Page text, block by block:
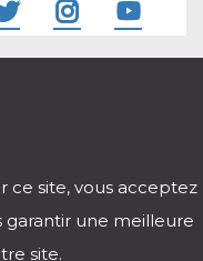
Android
ce site, vous acceptez
garantir une meilleure
site.